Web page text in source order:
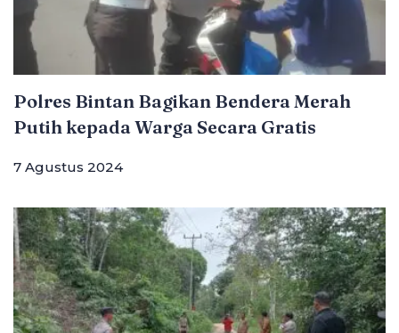
Polres Bintan Bagikan Bendera Merah
Putih kepada Warga Secara Gratis
7 Agustus 2024